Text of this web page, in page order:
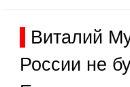
Виталий
России не